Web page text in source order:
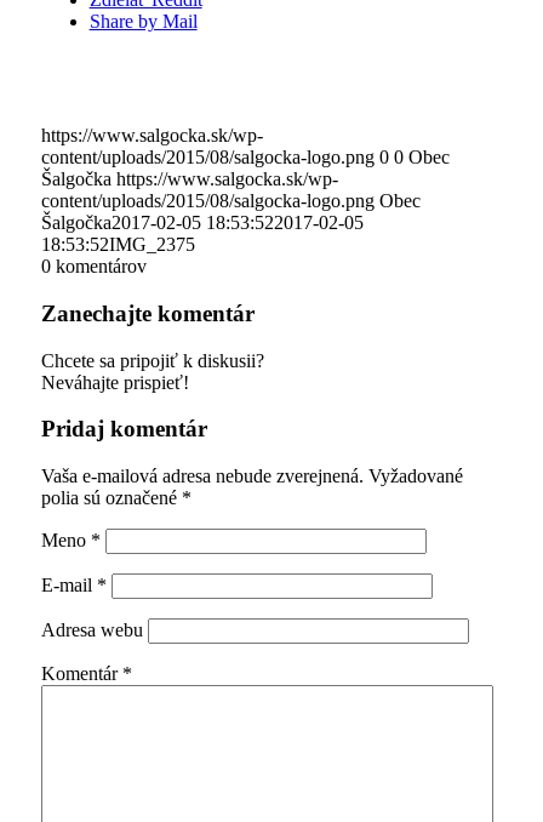
Share by Mail
https://www.salgocka.sk/wp-
content/uploads/2015/08/salgocka-logo.png 0 0 Obec
Šalgočka https://www.salgocka.sk/wp-
content/uploads/2015/08/salgocka-logo.png Obec
Šalgočka2017-02-05 18:53:522017-02-05
18:53:52IMG_2375
0 komentárov
Zanechajte komentár
Chcete sa pripojiť k diskusii?
Neváhajte prispieť!
Pridaj komentár
Vaša e-mailová adresa nebude zverejnená. Vyžadované
polia sú označené *
Meno *
E-mail *
Adresa webu
Komentár *